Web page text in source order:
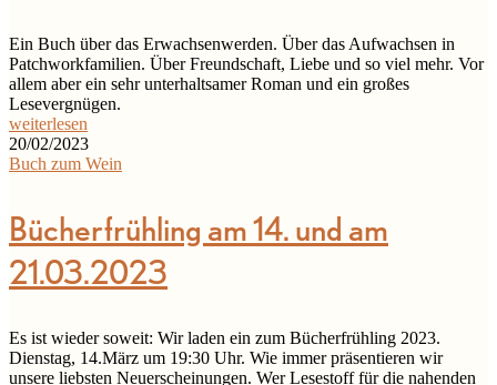
Ein Buch über das Erwachsenwerden. Über das Aufwachsen in
Patchworkfamilien. Über Freundschaft, Liebe und so viel mehr. Vor
allem aber ein sehr unterhaltsamer Roman und ein großes
Lesevergnügen.
weiterlesen
20/02/2023
Buch zum Wein
Bücherfrühling am 14. und am
21.03.2023
Es ist wieder soweit: Wir laden ein zum Bücherfrühling 2023.
Dienstag, 14.März um 19:30 Uhr. Wie immer präsentieren wir
unsere liebsten Neuerscheinungen. Wer Lesestoff für die nahenden